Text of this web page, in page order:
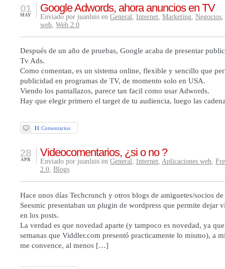
Google Adwords, ahora anuncios en TV
01
MAY Enviado por juanluis en General, Internet, Marketing, Negocios,
web, Web 2.0
Después de un año de pruebas, Google acaba de presentar
Tv Ads.
Como comentan, es un sistema online, flexible y sencillo que
publicidad en programas de TV, de momento solo en USA.
Viendo los pantallazos, parece tan facil como usar Adwords.
Hay que elegir primero el target de tu audiencia, luego las
11 Comentarios
Videocomentarios, ¿si o no ?
28
APR Enviado por juanluis en General, Internet, Aplicaciones web,
2.0, Blogs
Hace unos días Techcrunch y otros blogs de amiguetes/socios
Seesmic presentaban un plugin de wordpress que permite dejar
en los posts.
La verdad es que novedad aparte (y tampoco es novedad, ya
semanas que Viddler.com presentó practicamente lo mismo), a
me convence, al menos […]